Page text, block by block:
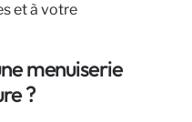
et à votre
menuiserie
?